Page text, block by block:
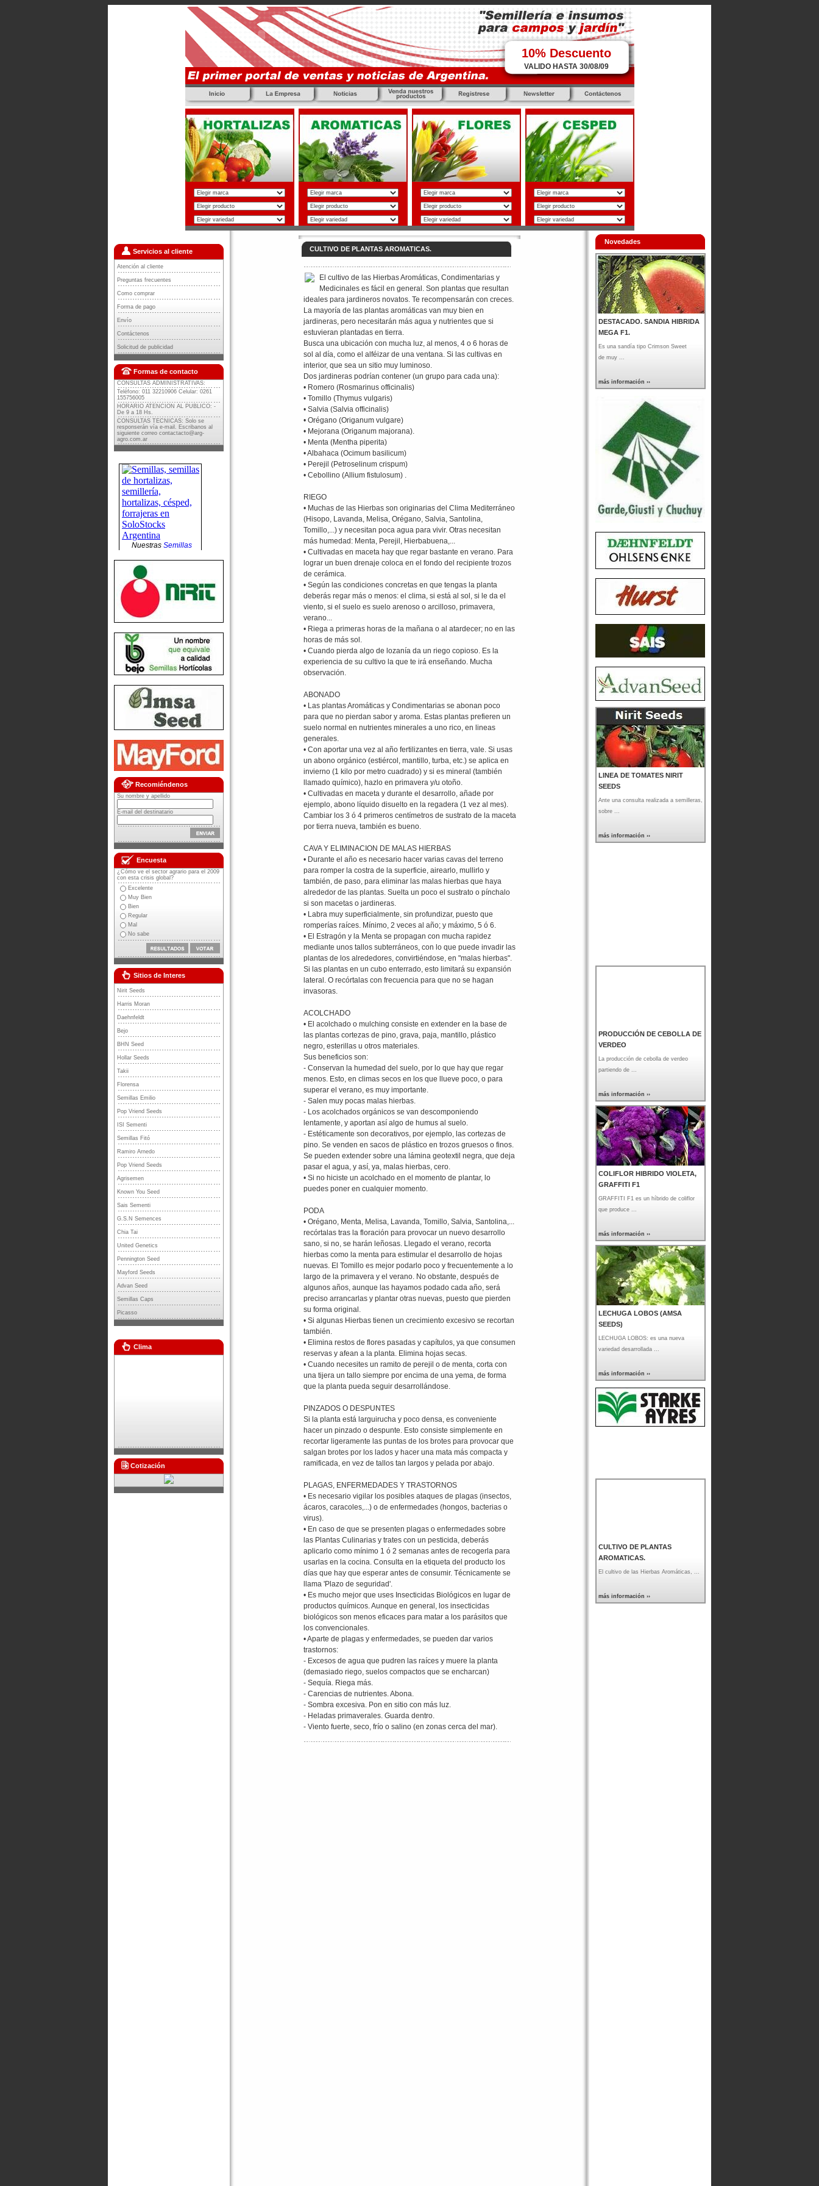
10% Descuento
VALIDO HASTA 30/08/09
Servicios al cliente
Atención al cliente
Preguntas frecuentes
Como comprar
Forma de pago
Envío
Contáctenos
Solicitud de publicidad
Formas de contacto
CONSULTAS ADMINISTRATIVAS:
Teléfono: 011 32210906 Celular: 0261
155756005
HORARIO ATENCION AL PUBLICO: -
De 9 a 18 Hs.
CONSULTAS TECNICAS: Solo se
responserán vía e-mail. Escribanos al
siguiente correo contactacto@arg-
agro.com.ar
Recomiéndenos
Su nombre y apellido
E-mail del destinatario
Encuesta
¿Cómo ve el sector agrario para el 2009
con esta crisis global?
Excelente
Muy Bien
Bien
Regular
Mal
No sabe
Sitios de Interes
Nirit Seeds
Harris Moran
Daehnfeldt
Bejo
BHN Seed
Hollar Seeds
Takii
Florensa
Semillas Emilio
Pop Vriend Seeds
ISI Sementi
Semillas Fitó
Ramiro Arnedo
Pop Vriend Seeds
Agrisemen
Known You Seed
Sais Sementi
G.S.N Semences
Chia Tai
United Genetics
Pennington Seed
Mayford Seeds
Advan Seed
Semillas Caps
Picasso
Clima
Cotización
CULTIVO DE PLANTAS AROMATICAS.
El cultivo de las Hierbas Aromáticas, Condimentarias y
Medicinales es fácil en general. Son plantas que resultan
ideales para jardineros novatos. Te recompensarán con creces.
La mayoría de las plantas aromáticas van muy bien en
jardineras, pero necesitarán más agua y nutrientes que si
estuvieran plantadas en tierra.
Busca una ubicación con mucha luz, al menos, 4 o 6 horas de
sol al día, como el alféizar de una ventana. Si las cultivas en
interior, que sea un sitio muy luminoso.
Dos jardineras podrían contener (un grupo para cada una):
• Romero (Rosmarinus officinalis)
• Tomillo (Thymus vulgaris)
• Salvia (Salvia officinalis)
• Orégano (Origanum vulgare)
• Mejorana (Origanum majorana).
• Menta (Mentha piperita)
• Albahaca (Ocimum basilicum)
• Perejil (Petroselinum crispum)
• Cebollino (Allium fistulosum) .
RIEGO
• Muchas de las Hierbas son originarias del Clima Mediterráneo
(Hisopo, Lavanda, Melisa, Orégano, Salvia, Santolina,
Tomillo,...) y necesitan poca agua para vivir. Otras necesitan
más humedad: Menta, Perejil, Hierbabuena,...
• Cultivadas en maceta hay que regar bastante en verano. Para
lograr un buen drenaje coloca en el fondo del recipiente trozos
de cerámica.
• Según las condiciones concretas en que tengas la planta
deberás regar más o menos: el clima, si está al sol, si le da el
viento, si el suelo es suelo arenoso o arcilloso, primavera,
verano...
• Riega a primeras horas de la mañana o al atardecer; no en las
horas de más sol.
• Cuando pierda algo de lozanía da un riego copioso. Es la
experiencia de su cultivo la que te irá enseñando. Mucha
observación.
ABONADO
• Las plantas Aromáticas y Condimentarias se abonan poco
para que no pierdan sabor y aroma. Estas plantas prefieren un
suelo normal en nutrientes minerales a uno rico, en lineas
generales.
• Con aportar una vez al año fertilizantes en tierra, vale. Si usas
un abono orgánico (estiércol, mantillo, turba, etc.) se aplica en
invierno (1 kilo por metro cuadrado) y si es mineral (también
llamado químico), hazlo en primavera y/u otoño.
• Cultivadas en maceta y durante el desarrollo, añade por
ejemplo, abono líquido disuelto en la regadera (1 vez al mes).
Cambiar los 3 ó 4 primeros centímetros de sustrato de la maceta
por tierra nueva, también es bueno.
CAVA Y ELIMINACION DE MALAS HIERBAS
• Durante el año es necesario hacer varias cavas del terreno
para romper la costra de la superficie, airearlo, mullirlo y
también, de paso, para eliminar las malas hierbas que haya
alrededor de las plantas. Suelta un poco el sustrato o pínchalo
si son macetas o jardineras.
• Labra muy superficialmente, sin profundizar, puesto que
romperías raíces. Mínimo, 2 veces al año; y máximo, 5 ó 6.
• El Estragón y la Menta se propagan con mucha rapidez
mediante unos tallos subterráneos, con lo que puede invadir las
plantas de los alrededores, convirtiéndose, en "malas hierbas".
Si las plantas en un cubo enterrado, esto limitará su expansión
lateral. O recórtalas con frecuencia para que no se hagan
invasoras.
ACOLCHADO
• El acolchado o mulching consiste en extender en la base de
las plantas cortezas de pino, grava, paja, mantillo, plástico
negro, esterillas u otros materiales.
Sus beneficios son:
- Conservan la humedad del suelo, por lo que hay que regar
menos. Esto, en climas secos en los que llueve poco, o para
superar el verano, es muy importante.
- Salen muy pocas malas hierbas.
- Los acolchados orgánicos se van descomponiendo
lentamente, y aportan así algo de humus al suelo.
- Estéticamente son decorativos, por ejemplo, las cortezas de
pino. Se venden en sacos de plástico en trozos gruesos o finos.
Se pueden extender sobre una lámina geotextil negra, que deja
pasar el agua, y así, ya, malas hierbas, cero.
• Si no hiciste un acolchado en el momento de plantar, lo
puedes poner en cualquier momento.
PODA
• Orégano, Menta, Melisa, Lavanda, Tomillo, Salvia, Santolina,...
recórtalas tras la floración para provocar un nuevo desarrollo
sano, si no, se harán leñosas. Llegado el verano, recorta
hierbas como la menta para estimular el desarrollo de hojas
nuevas. El Tomillo es mejor podarlo poco y frecuentemente a lo
largo de la primavera y el verano. No obstante, después de
algunos años, aunque las hayamos podado cada año, será
preciso arrancarlas y plantar otras nuevas, puesto que pierden
su forma original.
• Si algunas Hierbas tienen un crecimiento excesivo se recortan
también.
• Elimina restos de flores pasadas y capítulos, ya que consumen
reservas y afean a la planta. Elimina hojas secas.
• Cuando necesites un ramito de perejil o de menta, corta con
una tijera un tallo siempre por encima de una yema, de forma
que la planta pueda seguir desarrollándose.
PINZADOS O DESPUNTES
Si la planta está larguirucha y poco densa, es conveniente
hacer un pinzado o despunte. Esto consiste simplemente en
recortar ligeramente las puntas de los brotes para provocar que
salgan brotes por los lados y hacer una mata más compacta y
ramificada, en vez de tallos tan largos y pelada por abajo.
PLAGAS, ENFERMEDADES Y TRASTORNOS
• Es necesario vigilar los posibles ataques de plagas (insectos,
ácaros, caracoles,...) o de enfermedades (hongos, bacterias o
virus).
• En caso de que se presenten plagas o enfermedades sobre
las Plantas Culinarias y trates con un pesticida, deberás
aplicarlo como mínimo 1 ó 2 semanas antes de recogerla para
usarlas en la cocina. Consulta en la etiqueta del producto los
días que hay que esperar antes de consumir. Técnicamente se
llama 'Plazo de seguridad'.
• Es mucho mejor que uses Insecticidas Biológicos en lugar de
productos químicos. Aunque en general, los insecticidas
biológicos son menos eficaces para matar a los parásitos que
los convencionales.
• Aparte de plagas y enfermedades, se pueden dar varios
trastornos:
- Excesos de agua que pudren las raíces y muere la planta
(demasiado riego, suelos compactos que se encharcan)
- Sequía. Riega más.
- Carencias de nutrientes. Abona.
- Sombra excesiva. Pon en sitio con más luz.
- Heladas primaverales. Guarda dentro.
- Viento fuerte, seco, frío o salino (en zonas cerca del mar).
Novedades
DESTACADO. SANDIA HIBRIDA
MEGA F1.
Es una sandía tipo Crimson Sweet
de muy ...
más información ››
LINEA DE TOMATES NIRIT
SEEDS
Ante una consulta realizada a semilleras,
sobre ...
más información ››
PRODUCCIÓN DE CEBOLLA DE
VERDEO
La producción de cebolla de verdeo
partiendo de ...
más información ››
COLIFLOR HIBRIDO VIOLETA,
GRAFFITI F1
GRAFFITI F1 es un híbrido de coliflor
que produce ...
más información ››
LECHUGA LOBOS (AMSA
SEEDS)
LECHUGA LOBOS: es una nueva
variedad desarrollada ...
más información ››
CULTIVO DE PLANTAS
AROMATICAS.
El cultivo de las Hierbas Aromáticas, ...
más información ››